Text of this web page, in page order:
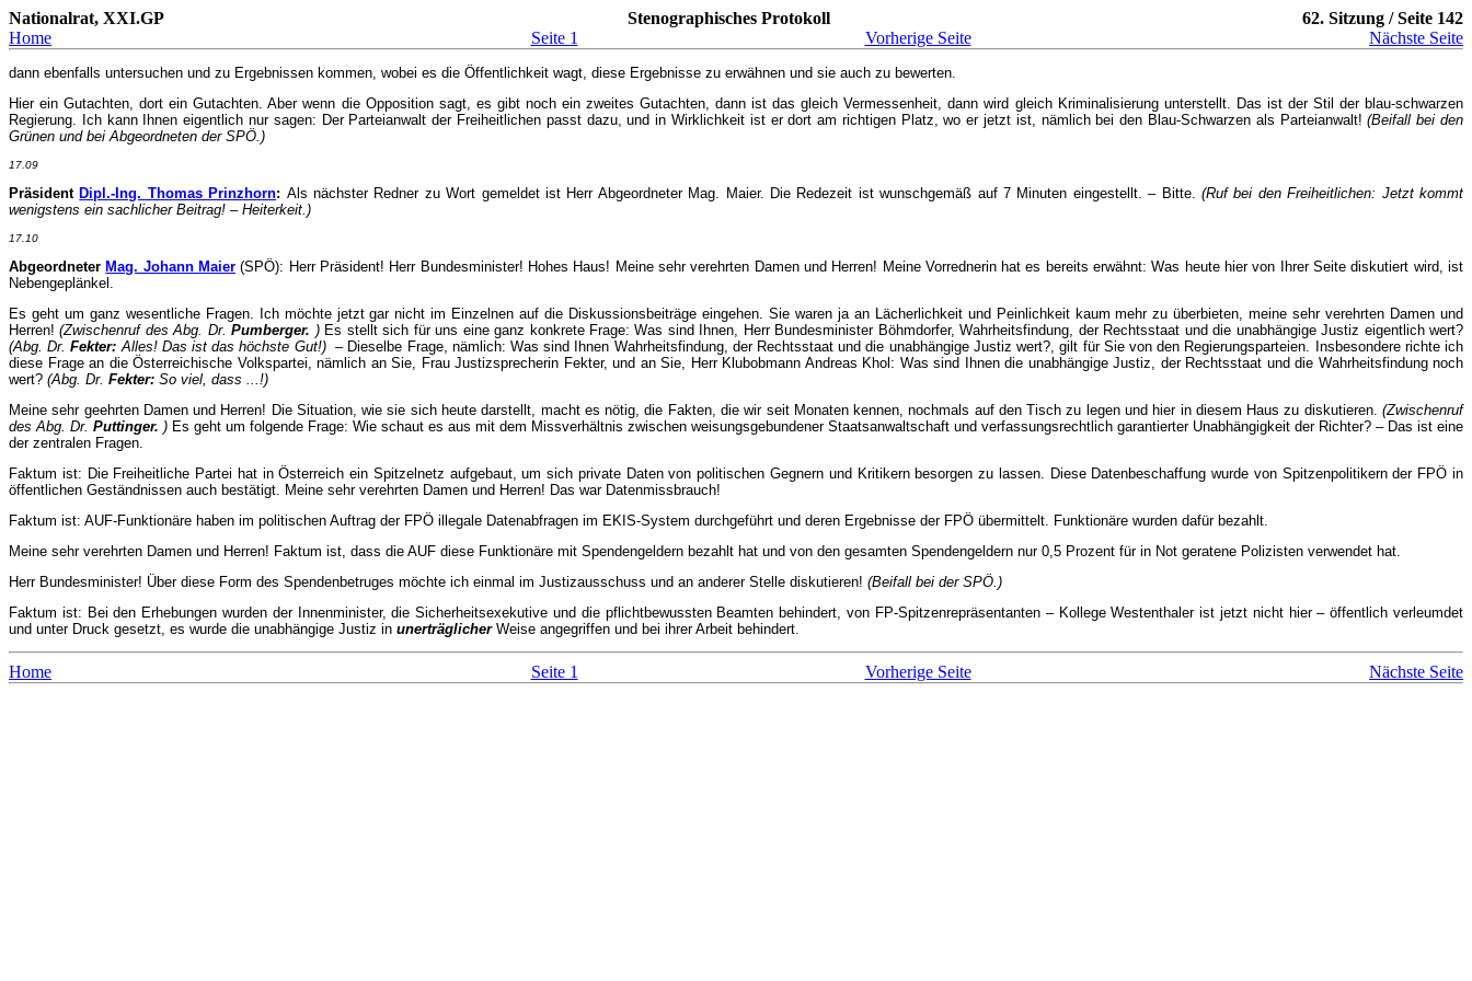
Nationalrat, XXI.GP Stenographisches Protokoll
62. Sitzung / Seite 142
Home
Seite 1 Vorherige Seite Nächste Seite
dann ebenfalls untersuchen und zu Ergebnissen kommen, wobei es die Öffentlichkeit wagt, diese Ergebnisse zu erwähnen und sie auch zu bewerten.
Hier ein Gutachten, dort ein Gutachten. Aber wenn die Opposition sagt, es gibt noch ein zweites Gutachten, dann ist das gleich Vermessenheit, dann wird gleich Kriminalisierung unterstellt. Das ist der Stil der blau-schwarzen
Regierung. Ich kann Ihnen eigentlich nur sagen: Der Parteianwalt der Freiheitlichen passt dazu, und in Wirklichkeit ist er dort am richtigen Platz, wo er jetzt ist, nämlich bei den Blau-Schwarzen als Parteianwalt!(Beifall bei den
Grünen und bei Abgeordneten der SPÖ.)
17.09
Präsident Dipl.-Ing. Thomas Prinzhorn: Als nächster Redner zu Wort gemeldet ist Herr Abgeordneter Mag. Maier. Die Redezeit ist wunschgemäß auf 7 Minuten eingestellt. – Bitte.(Ruf bei den Freiheitlichen: Jetzt kommt
wenigstens ein sachlicher Beitrag! – Heiterkeit.)
17.10
Abgeordneter Mag. Johann Maier(SPÖ): Herr Präsident! Herr Bundesminister! Hohes Haus! Meine sehr verehrten Damen und Herren! Meine Vorrednerin hat es bereits erwähnt: Was heute hier von Ihrer Seite diskutiert wird, ist
Nebengeplänkel.
Es geht um ganz wesentliche Fragen. Ich möchte jetzt gar nicht im Einzelnen auf die Diskussionsbeiträge eingehen. Sie waren ja an Lächerlichkeit und Peinlichkeit kaum mehr zu überbieten, meine sehr verehrten Damen und
Herren!(Zwischenruf des Abg. Dr.Pumberger. ) Es stellt sich für uns eine ganz konkrete Frage: Was sind Ihnen, Herr Bundesminister Böhmdorfer, Wahrheitsfindung, der Rechtsstaat und die unabhängige Justiz eigentlich wert?
(Abg. Dr.Fekter: Alles! Das ist das höchste Gut!)– Dieselbe Frage, nämlich: Was sind Ihnen Wahrheitsfindung, der Rechtsstaat und die unabhängige Justiz wert?, gilt für Sie von den Regierungsparteien. Insbesondere richte ich
diese Frage an die Österreichische Volkspartei, nämlich an Sie, Frau Justizsprecherin Fekter, und an Sie, Herr Klubobmann Andreas Khol: Was sind Ihnen die unabhängige Justiz, der Rechtsstaat und die Wahrheitsfindung noch
wert? (Abg. Dr. Fekter: So viel, dass ...!)
Meine sehr geehrten Damen und Herren! Die Situation, wie sie sich heute darstellt, macht es nötig, die Fakten, die wir seit Monaten kennen, nochmals auf den Tisch zu legen und hier in diesem Haus zu diskutieren. (Zwischenruf
des Abg. Dr. Puttinger. ) Es geht um folgende Frage: Wie schaut es aus mit dem Missverhältnis zwischen weisungsgebundener Staatsanwaltschaft und verfassungsrechtlich garantierter Unabhängigkeit der Richter? – Das ist eine
der zentralen Fragen.
Faktum ist: Die Freiheitliche Partei hat in Österreich ein Spitzelnetz aufgebaut, um sich private Daten von politischen Gegnern und Kritikern besorgen zu lassen. Diese Datenbeschaffung wurde von Spitzenpolitikern der FPÖ in
öffentlichen Geständnissen auch bestätigt. Meine sehr verehrten Damen und Herren! Das war Datenmissbrauch!
Faktum ist: AUF-Funktionäre haben im politischen Auftrag der FPÖ illegale Datenabfragen im EKIS-System durchgeführt und deren Ergebnisse der FPÖ übermittelt. Funktionäre wurden dafür bezahlt.
Meine sehr verehrten Damen und Herren! Faktum ist, dass die AUF diese Funktionäre mit Spendengeldern bezahlt hat und von den gesamten Spendengeldern nur 0,5 Prozent für in Not geratene Polizisten verwendet hat.
Herr Bundesminister! Über diese Form des Spendenbetruges möchte ich einmal im Justizausschuss und an anderer Stelle diskutieren! (Beifall bei der SPÖ.)
Faktum ist: Bei den Erhebungen wurden der Innenminister, die Sicherheitsexekutive und die pflichtbewussten Beamten behindert, von FP-Spitzenrepräsentanten – Kollege Westenthaler ist jetzt nicht hier – öffentlich verleumdet
und unter Druck gesetzt, es wurde die unabhängige Justiz in unerträglicher Weise angegriffen und bei ihrer Arbeit behindert.
Home Seite 1 Vorherige Seite Nächste Seite